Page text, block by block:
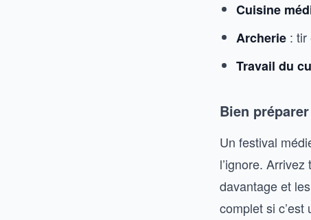
Cuisine
Archerie : tir
Travail du
Bien
Un festival
l’ignore.
davantage et
complet si